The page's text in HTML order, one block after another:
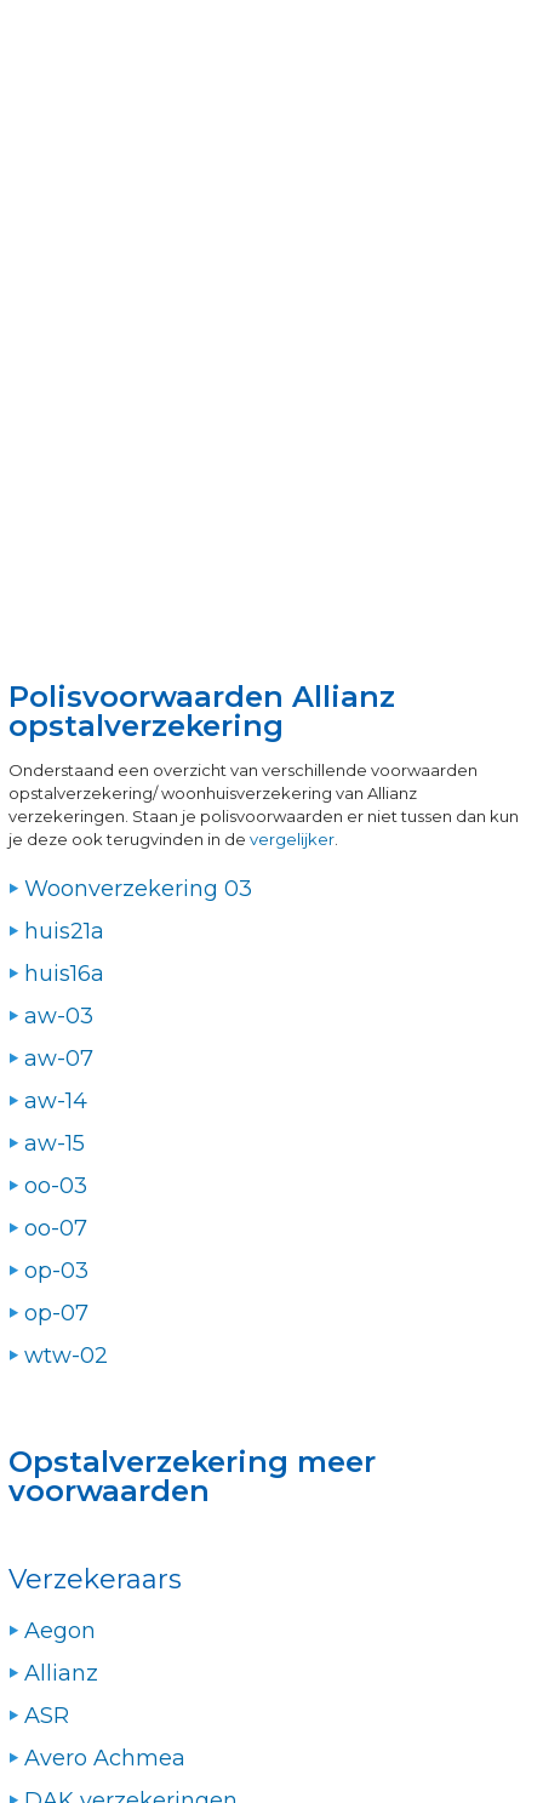
Polisvoorwaarden Allianz
opstalverzekering
Onderstaand een overzicht van verschillende voorwaarden
opstalverzekering/ woonhuisverzekering van Allianz
verzekeringen. Staan je polisvoorwaarden er niet tussen dan kun
je deze ook terugvinden in de vergelijker
Woonverzekering 03
huis21a
huis16a
aw-03
aw-07
aw-14
aw-15
oo-03
oo-07
op-03
op-07
wtw-02
Opstalverzekering meer
voorwaarden
Verzekeraars
Aegon
Allianz
ASR
Avero Achmea